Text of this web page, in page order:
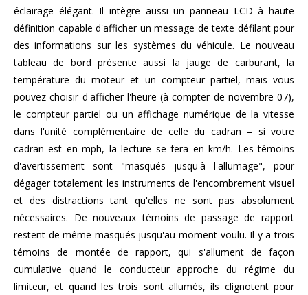
éclairage élégant. Il intègre aussi un panneau LCD à haute
définition capable d'afficher un message de texte défilant pour
des informations sur les systèmes du véhicule. Le nouveau
tableau de bord présente aussi la jauge de carburant, la
température du moteur et un compteur partiel, mais vous
pouvez choisir d'afficher l'heure (à compter de novembre 07),
le compteur partiel ou un affichage numérique de la vitesse
dans l'unité complémentaire de celle du cadran – si votre
cadran est en mph, la lecture se fera en km/h. Les témoins
d'avertissement sont "masqués jusqu'à l'allumage", pour
dégager totalement les instruments de l'encombrement visuel
et des distractions tant qu'elles ne sont pas absolument
nécessaires. De nouveaux témoins de passage de rapport
restent de même masqués jusqu'au moment voulu. Il y a trois
témoins de montée de rapport, qui s'allument de façon
cumulative quand le conducteur approche du régime du
limiteur, et quand les trois sont allumés, ils clignotent pour